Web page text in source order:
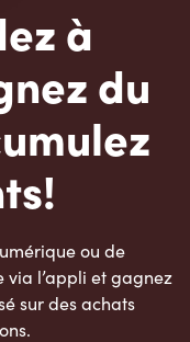
à
du
ou de
via l’appli et gagnez
sur des achats